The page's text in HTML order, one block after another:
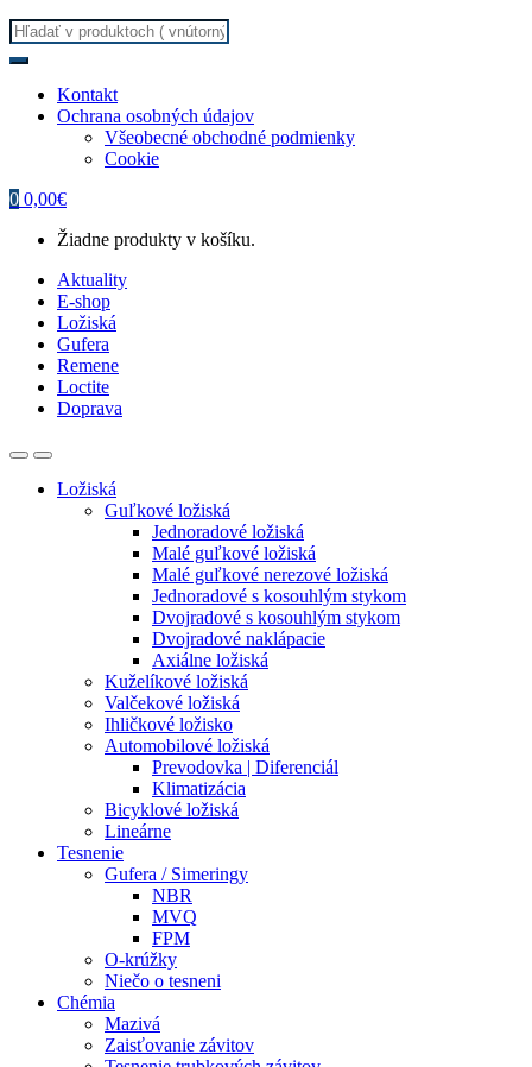
Search
for:
Kontakt
Ochrana osobných údajov
Všeobecné obchodné podmienky
Cookie
0 0,00€
Žiadne produkty v košíku.
Aktuality
E-shop
Ložiská
Gufera
Remene
Loctite
Doprava
Ložiská
Guľkové ložiská
Jednoradové ložiská
Malé guľkové ložiská
Malé guľkové nerezové ložiská
Jednoradové s kosouhlým stykom
Dvojradové s kosouhlým stykom
Dvojradové naklápacie
Axiálne ložiská
Kuželíkové ložiská
Valčekové ložiská
Ihličkové ložisko
Automobilové ložiská
Prevodovka | Diferenciál
Klimatizácia
Bicyklové ložiská
Lineárne
Tesnenie
Gufera / Simeringy
NBR
MVQ
FPM
O-krúžky
Niečo o tesneni
Chémia
Mazivá
Zaisťovanie závitov